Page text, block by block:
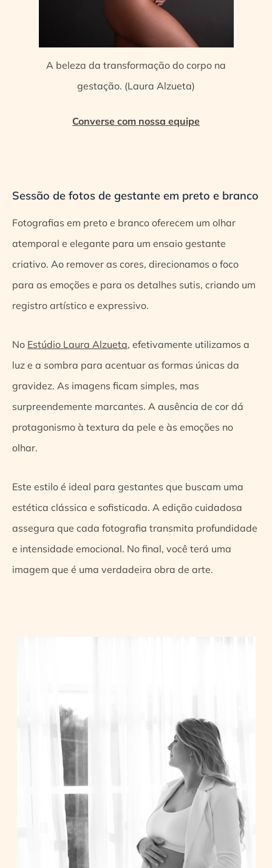
A beleza da transformação do corpo na
gestação. (Laura Alzueta)
Converse com nossa equipe
Sessão de fotos de gestante em preto e branco
Fotografias em preto e branco oferecem um olhar
atemporal e elegante para um ensaio gestante
criativo. Ao remover as cores, direcionamos o foco
para as emoções e para os detalhes sutis, criando um
registro artístico e expressivo.
No Estúdio Laura Alzueta, efetivamente utilizamos a
luz e a sombra para acentuar as formas únicas da
gravidez. As imagens ficam simples, mas
surpreendemente marcantes. A ausência de cor dá
protagonismo à textura da pele e às emoções no
olhar.
Este estilo é ideal para gestantes que buscam uma
estética clássica e sofisticada. A edição cuidadosa
assegura que cada fotografia transmita profundidade
e intensidade emocional. No final, você terá uma
imagem que é uma verdadeira obra de arte.